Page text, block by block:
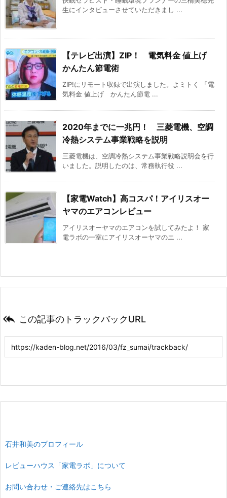
生にインタビューさせていただきまし ...
【テレビ出演】ZIP！ 電気料金 値上げ
かんたん節電術
ZIP!にリモート収録で出演しました。よミトく 「電
気料金 値上げ かんたん節電 ...
2020年までに一兆円！ 三菱電機、空調
冷熱システム事業戦略を説明
三菱電機は、空調冷熱システム事業戦略説明会を行
いました。説明したのは、常務執行役 ...
【家電Watch】高コスパ！アイリスオー
ヤマのエアコンレビュー
アイリスオーヤマのエアコンを試してみたよ！ 家
電ラボの一室にアイリスオーヤマのエ ...
 この記事のトラックバックURL
石井和美のプロフィール
レビューハウス「家電ラボ」について
お問い合わせ・ご連絡先はこちら